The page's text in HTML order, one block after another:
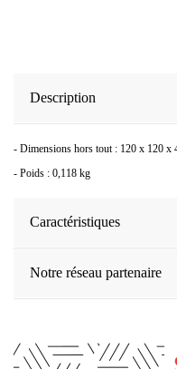
Description
- Dimensions hors tout : 120 x 120 x
- Poids : 0,118 kg
Caractéristiques
Notre réseau partenaire